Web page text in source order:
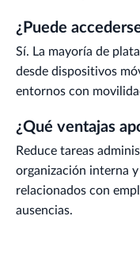
¿Puede
Sí. La mayoría de
desde dispositivos
entornos con
¿Qué ventajas
Reduce tareas
organización interna
relacionados con
ausencias.